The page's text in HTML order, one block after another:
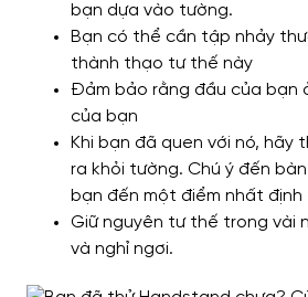
bạn dựa vào tường.
Bạn có thể cần tập nhảy
thành thạo tư thế này
Đảm bảo rằng đầu của bạn
của bạn
Khi bạn đã quen với nó, hãy
ra khỏi tường. Chú ý đến
bạn đến một điểm nhất định
Giữ nguyên tư thế trong vài
và nghỉ ngơi.